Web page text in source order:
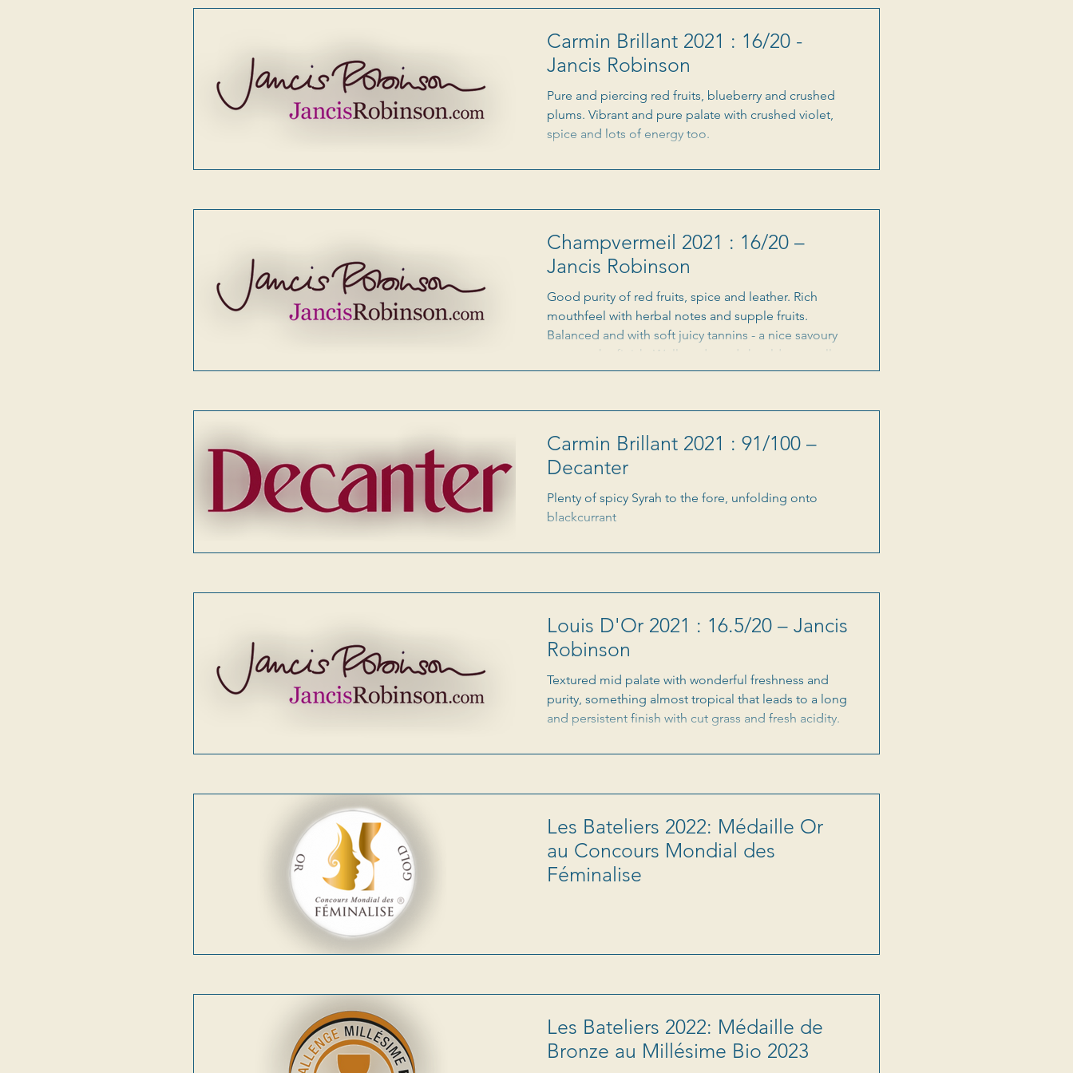
friand, soutenu par une fine acidité et par des tanins
cave.
Carmin Brillant 2021 : 16/20 -
Jancis Robinson
Pure and piercing red fruits, blueberry and crushed
plums. Vibrant and pure palate with crushed violet,
spice and lots of energy too.
Champvermeil 2021 : 16/20 –
Jancis Robinson
Good purity of red fruits, spice and leather. Rich
mouthfeel with herbal notes and supple fruits.
Balanced and with soft juicy tannins - a nice savoury
note on the finish. Well made and should age well.
Carmin Brillant 2021 : 91/100 –
Decanter
Plenty of spicy Syrah to the fore, unfolding onto
blackcurrant
Louis D'Or 2021 : 16.5/20 – Jancis
Robinson
Textured mid palate with wonderful freshness and
purity, something almost tropical that leads to a long
and persistent finish with cut grass and fresh acidity.
Les Bateliers 2022: Médaille Or
au Concours Mondial des
Féminalise
Les Bateliers 2022: Médaille de
Bronze au Millésime Bio 2023